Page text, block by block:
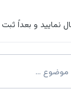
و بعداً ثبت
موضوع ...